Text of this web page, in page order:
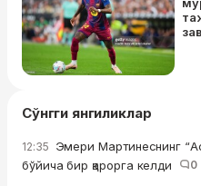
Сўнгги янгиликлар
12:35 Эмери Мартинеснинг
бўйича бир қарорга келди
0